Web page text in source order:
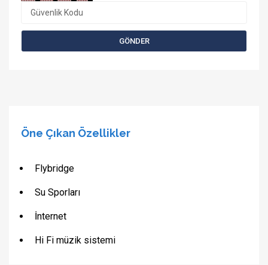
Öne Çıkan Özellikler
Flybridge
Su Sporları
İnternet
Hi Fi müzik sistemi